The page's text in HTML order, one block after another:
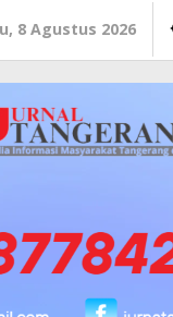
8 Agustus 2026